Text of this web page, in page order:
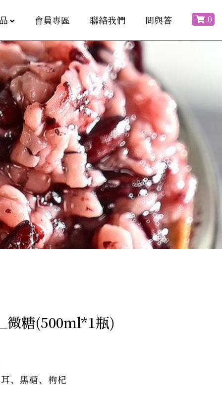
0
會員專區 聯絡我們 問與答
微糖(500ml*1瓶)
、黑糖、枸杞